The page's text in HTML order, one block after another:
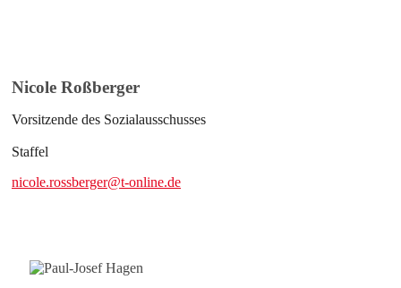
Nicole Roßberger
Vorsitzende des Sozialausschusses
Staffel
nicole.rossberger@t-online.de